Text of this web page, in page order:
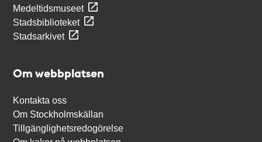
Medeltidsmuseet
Stadsbiblioteket
Stadsarkivet
Om webbplatsen
Kontakta oss
Om Stockholmskällan
Tillgänglighetsredogörelse